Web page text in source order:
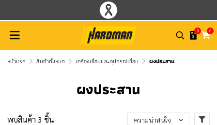
0 0
หน้าแรก สินค้าทั้งหมด เครื่องเชื่อมและอุปกรณ์เชื่อม ผงประสาน
ผงประสาน
พบสินค้า 3 ชิ้น ความน่าสนใจ